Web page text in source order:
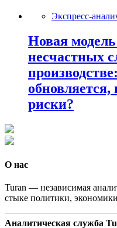
Экспресс-
Новая
несчастных
обновляется,
риски?
О нас
Turan — независимая
стыке политики,
Аналитическая служба